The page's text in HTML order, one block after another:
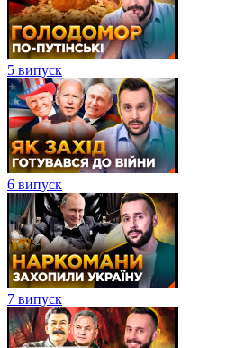
5 випуск
6 випуск
7 випуск